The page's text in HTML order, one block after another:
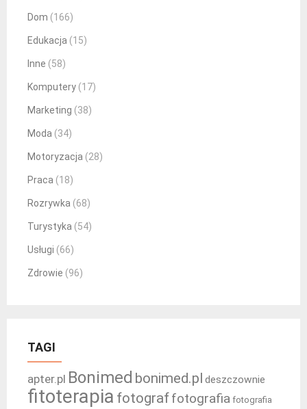
Dom (166)
Edukacja (15)
Inne (58)
Komputery (17)
Marketing (38)
Moda (34)
Motoryzacja (28)
Praca (18)
Rozrywka (68)
Turystyka (54)
Usługi (66)
Zdrowie (96)
TAGI
apter.pl Bonimed bonimed.pl deszczownie
fitoterapia fotograffotografia fotografia